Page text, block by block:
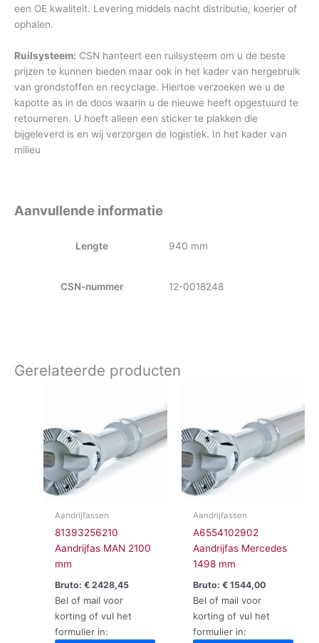
een OE kwaliteit. Levering middels nacht distributie, koerier of
ophalen.
Ruilsysteem: CSN hanteert een ruilsysteem om u de beste
prijzen te kunnen bieden maar ook in het kader van hergebruik
van grondstoffen en recyclage. Hiertoe verzoeken we u de
kapotte as in de doos waarin u de nieuwe heeft opgestuurd te
retourneren. U hoeft alleen een sticker te plakken die
bijgeleverd is en wij verzorgen de logistiek. In het kader van
milieu
Aanvullende informatie
Lengte 940 mm
CSN-nummer 12-0018248
Gerelateerde producten
Aandrijfassen
81393256210
Aandrijfas MAN 2100
mm
Bruto:€ 2428,45
Bel of mail voor
korting of vul het
formulier in:
Aandrijfassen
A6554102902
Aandrijfas Mercedes
1498 mm
Bruto: €1544,00
Bel of mail voor
korting of vul het
formulier in: